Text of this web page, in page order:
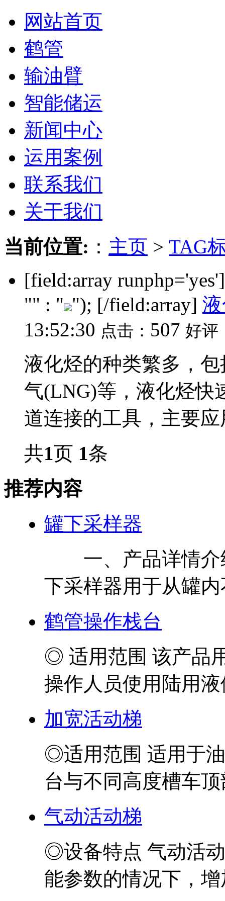
网站首页
鹤管
输油臂
智能储运
新闻中心
运用案例
联系我们
关于我们
当前位置: ： 主页 > TAG
[field:array
"" : " "); [/field:array]
13:52:30 点击： 507 好评
液化烃的种类繁多，
气(LNG)等，液化烃快
道连接的工具，主要
共1页 1条
推荐内容
罐下采样器
一、产品详情
下采样器用于从罐
鹤管操作栈台
◎ 适用范围 该产品
操作人员使用陆用
加宽活动梯
◎适用范围 适用于
台与不同高度槽车
气动活动梯
◎设备特点 气动活
能参数的情况下，